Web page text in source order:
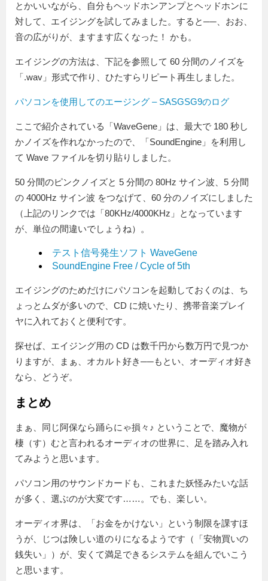
とかいいながら、自分もヘッドホンアンプとヘッドホンに
対して、エイジングを試してみました。すると──、おお、
音の広がりが、ますます広くなった！ かも。
エイジングの方法は、下記を参照して 60 分間のノイズを
「.wav」形式で作り、ひたすらリピート再生しました。
パソコンを使用してのエージング – SASGSG9のログ
ここで紹介されている「WaveGene」は、最大で 180 秒し
かノイズを作れなかったので、「SoundEngine」を利用し
て Wave ファイルを切り貼りしました。
50 分間のピンクノイズと 5 分間の 80Hz サイン波、5 分間
の 4000Hz サイン波 をつなげて、60 分のノイズにしました
（上記のリンクでは「80KHz/4000KHz」となっています
が、単位の間違いでしょうね）。
テスト信号発生ソフト WaveGene
SoundEngine Free / Cycle of 5th
エイジングのためだけにパソコンを起動しておくのは、ち
ょっとムダが多いので、CD に焼いたり、携帯音楽プレイ
ヤに入れておくと便利です。
探せば、エイジング用の CD は数千円から数万円で見つか
りますが、まぁ、オカルト好き──もとい、オーディオ好き
なら、どうぞ。
まとめ
まぁ、同じ阿保なら踊らにゃ損々♪ ということで、魔物が
棲（す）むと言われるオーディオの世界に、足を踏み入れ
てみようと思います。
パソコン用のサウンドカードも、これまた妖怪みたいな話
が多く、選ぶのが大変です……。でも、楽しい。
オーディオ界は、「お金をかけない」という制限を課すほ
うが、じつは険しい道のりになるようです（「安物買いの
銭失い」）が、安くて満足できるシステムを組んでいこう
と思います。